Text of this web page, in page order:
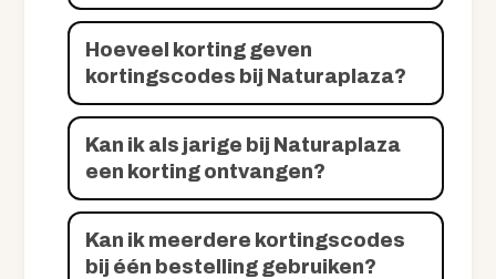
Hoeveel korting geven
kortingscodes bij Naturaplaza?
Kan ik als jarige bij Naturaplaza
een korting ontvangen?
Kan ik meerdere kortingscodes
bij één bestelling gebruiken?